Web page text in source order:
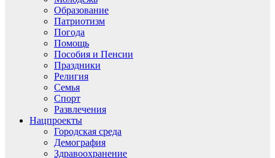
Образование
Патриотизм
Погода
Помощь
Пособия и Пенсии
Праздники
Религия
Семья
Спорт
Развлечения
Нацпроекты
Городская среда
Демография
Здравоохранение